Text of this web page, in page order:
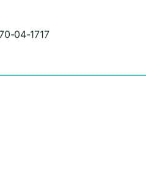
04-1717